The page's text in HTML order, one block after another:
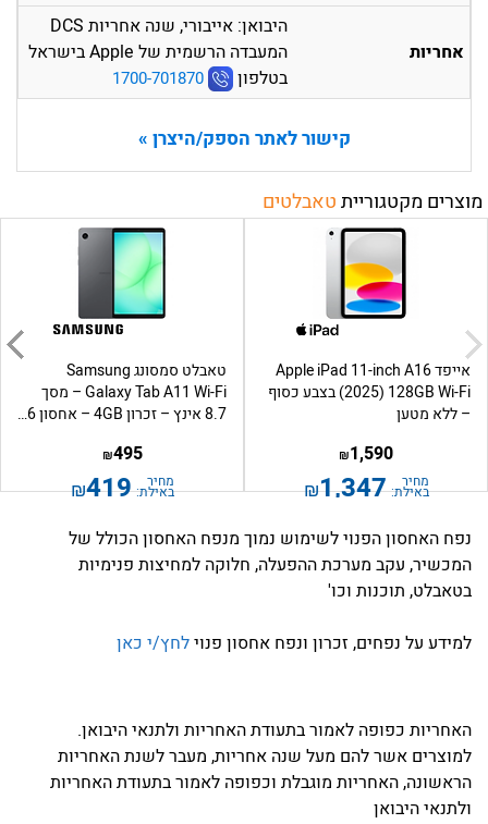
אחריות
היבואן: אייבורי, שנה אחריות DCS
המעבדה הרשמית של Apple בישראל
בטלפון
1700-701870
קישור לאתר הספק/היצרן »
מוצרים מקטגורייתטאבלטים
אייפד Apple iPad 11-inch A16
(2025) 128GB Wi-Fi בצבע כסוף
– ללא מטען
1,590
₪
מחיר
באילת: 1,347
₪
טאבלט סמסונג Samsung
Galaxy Tab A11 Wi-Fi – מסך
8.7 אינץ – זכרון 4GB – אחסון 6...
495
₪
מחיר
באילת: 419
₪
נפח האחסון הפנוי לשימוש נמוך מנפח האחסון הכולל של
המכשיר, עקב מערכת ההפעלה, חלוקה למחיצות פנימיות
בטאבלט, תוכנות וכו'
למידע על נפחים, זכרון ונפח אחסון פנוילחץ/י כאן
האחריות כפופה לאמור בתעודת האחריות ולתנאי היבואן.
למוצרים אשר להם מעל שנה אחריות, מעבר לשנת האחריות
הראשונה, האחריות מוגבלת וכפופה לאמור בתעודת האחריות
ולתנאי היבואן